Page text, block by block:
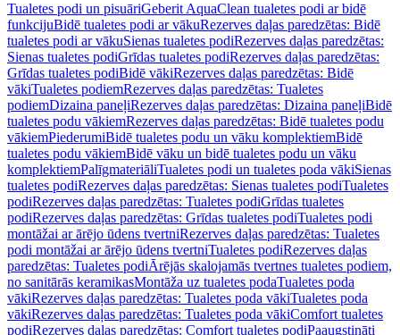
Tualetes podi un pisuāriGeberit AquaClean tualetes podi ar bidē
funkcijuBidē tualetes podi ar vākuRezerves daļas paredzētas: Bidē
tualetes podi ar vākuSienas tualetes podiRezerves daļas paredzētas:
Sienas tualetes podiGrīdas tualetes podiRezerves daļas paredzētas:
Grīdas tualetes podiBidē vākiRezerves daļas paredzētas: Bidē
vākiTualetes podiemRezerves daļas paredzētas: Tualetes
podiemDizaina paneļiRezerves daļas paredzētas: Dizaina paneļiBidē
tualetes podu vākiemRezerves daļas paredzētas: Bidē tualetes podu
vākiemPiederumiBidē tualetes podu un vāku komplektiemBidē
tualetes podu vākiemBidē vāku un bidē tualetes podu un vāku
komplektiemPalīgmateriāliTualetes podi un tualetes poda vākiSienas
tualetes podiRezerves daļas paredzētas: Sienas tualetes podiTualetes
podiRezerves daļas paredzētas: Tualetes podiGrīdas tualetes
podiRezerves daļas paredzētas: Grīdas tualetes podiTualetes podi
montāžai ar ārējo ūdens tvertniRezerves daļas paredzētas: Tualetes
podi montāžai ar ārējo ūdens tvertniTualetes podiRezerves daļas
paredzētas: Tualetes podiĀrējās skalojamās tvertnes tualetes podiem,
no sanitārās keramikasMontāža uz tualetes podaTualetes poda
vākiRezerves daļas paredzētas: Tualetes poda vākiTualetes poda
vākiRezerves daļas paredzētas: Tualetes poda vākiComfort tualetes
podiRezerves daļas paredzētas: Comfort tualetes podiPaaugstināti